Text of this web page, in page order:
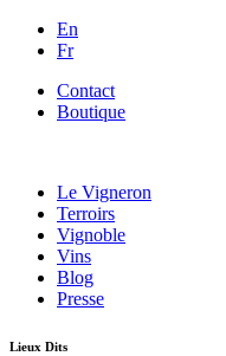
En
Fr
Contact
Boutique
Le Vigneron
Terroirs
Vignoble
Vins
Blog
Presse
Lieux Dits